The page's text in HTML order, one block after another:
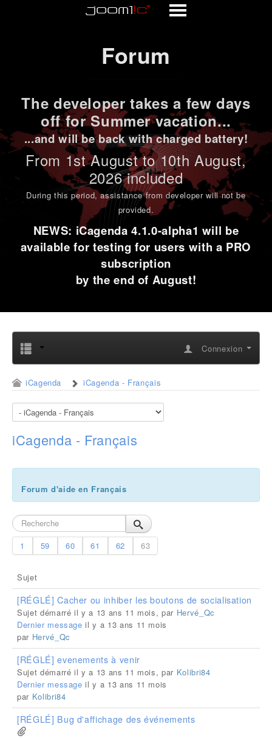
Forum
The developer takes a few days
off for Summer vacation...
...and will be back with charged battery!
From 1stAugust to 10th August,
2026 included
During this period,assistance from developer will not be
provided.
NEWS: iCagenda 4.1.0-alpha1 will be
available for testing for users with a PRO
subscription
by the end of August!
Connexion
iCagenda iCagenda - Français
iCagenda - Français
Forum d'aide en Français
1 59 60 61 62 63
Sujet
[RÉGLÉ] Cacher ou inhiber les boutons de socialisation
Sujet démarré il y a 13 ans 11 mois, par Hervé_Qc
Dernier message il y a 13 ans 11 mois
par Hervé_Qc
[RÉGLÉ] evenements à venir
Sujet démarré il y a 13 ans 11 mois, par Kolibri84
Dernier message il y a 13 ans 11 mois
par Kolibri84
[RÉGLÉ] Bug d'affichage des événements